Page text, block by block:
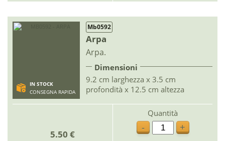
IN STOCK
CONSEGNA RAPIDA
Mb0592
Arpa
Arpa.
Dimensioni
9.2 cm larghezza x 3.5 cm
profondità x 12.5 cm altezza
5.50 €
Quantità
-
+